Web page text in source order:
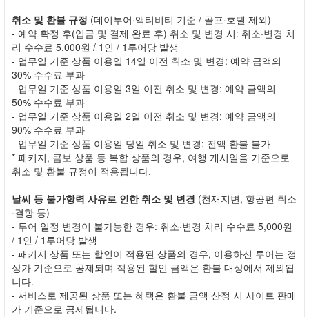
취소 및 환불 규정 (데이투어·액티비티 기준 / 골프·호텔 제외)
- 예약 확정 후(입금 및 결제 완료 후) 취소 및 변경 시: 취소·변경 처
리 수수료 5,000원 / 1인 / 1투어당 발생
- 업무일 기준 상품 이용일 14일 이전 취소 및 변경: 예약 금액의
30% 수수료 부과
- 업무일 기준 상품 이용일 3일 이전 취소 및 변경: 예약 금액의
50% 수수료 부과
- 업무일 기준 상품 이용일 2일 이전 취소 및 변경: 예약 금액의
90% 수수료 부과
- 업무일 기준 상품 이용일 당일 취소 및 변경: 전액 환불 불가
* 패키지, 콤보 상품 등 복합 상품의 경우, 여행 개시일을 기준으로
취소 및 환불 규정이 적용됩니다.
날씨 등 불가항력 사유로 인한 취소 및 변경 (천재지변, 항공편 취소
·결항 등)
- 투어 일정 변경이 불가능한 경우: 취소·변경 처리 수수료 5,000원
/ 1인 / 1투어당 발생
- 패키지 상품 또는 할인이 적용된 상품의 경우, 이용하신 투어는 정
상가 기준으로 공제되며 적용된 할인 금액은 환불 대상에서 제외됩
니다.
- 서비스로 제공된 상품 또는 혜택은 환불 금액 산정 시 사이트 판매
가 기준으로 공제됩니다.